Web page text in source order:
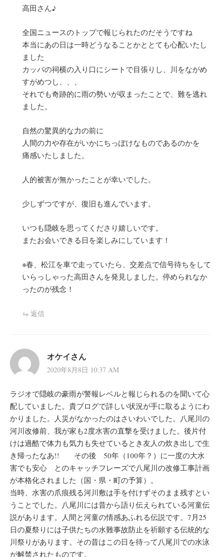
高田さん♪
全国ニュースのトップで報じられたのだそうですね
本当にあの日は一時どうなることかととても心配いたし
ました
カッパの祠横の入り口にシートで目張りし、川をながめ
すがめつし、、、
それでも奇跡的に雨の勢いが収まったことで、難を逃れ
ました。
自然の驚異的な力の前に
人間の力や存在がいかにちっぽけなものであるのかを
痛感いたしました。
人的被害が無かったことが幸いでした。
少しずつですが、復旧も進んでいます。
いつも隠岐を思ってくださり嬉しいです。
またお会いできる日を楽しみにしています！
※春、松江を車で走っていたら、交差点で信号待ちをして
いらっしゃった高田さんを発見しました。停められなか
ったのが残念！
返信
オケイさん
2020年8月8日 10:37 AM
ラジオで隠岐の豪雨が警報レベルと報じられるのを聞いて心
配していました。貴ブログで詳しい状況が手に取るようにわ
かりました。人災がなかったのはさいわいでした。八尾川の
河川改修前、我が家も2度水害の直撃を受けました。後片付
けは過酷で体力も気力も失せているとき友人の炊き出しで生
き帰ったなあ!! その後 50年（100年？）に一度の大水
害でも安心 とのキャッチフレーズで八尾川の改修工事計画
が本格化されました（国・県・町の予算）。
当時、水害の爪痕残る河川敷は手を付けずそのまま残すとい
うことでした。八尾川には昔から語り伝えられている河童伝
説があります。人間と河童の情感あふれる伝説です。7月25
日の夏祭りには子供たちの水難事故防止を祈願する伝統的な
川祭りがあります。その昔はこの日を待って八尾川での水泳
が解禁されたものです。